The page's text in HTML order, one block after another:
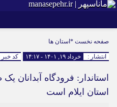
اینستاگرام
سروش
آپارات رمز عبور
صفحه نخست *استان ها
انتشار : خرداد ۱۹, ۱۴۰۱ - ۱۴:۱۷ کد خبر
استاندار: فرودگاه آبدانان
استان ایلام است